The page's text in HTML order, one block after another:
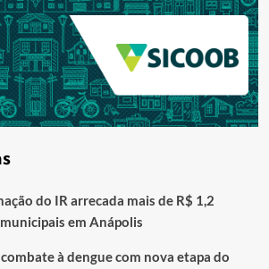
do IR arrecada mais de R$ 1,2
em Anápolis
à dengue com nova etapa do